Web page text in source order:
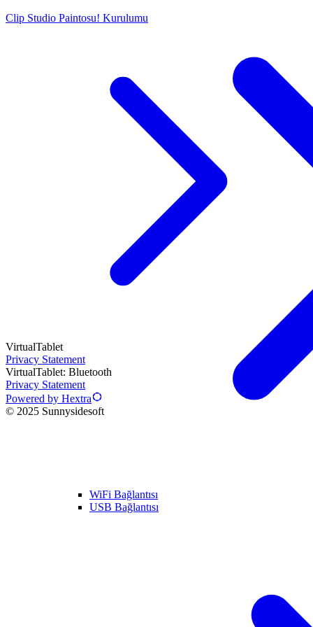
WiFi Bağlantısı
USB Bağlantısı
Clip Studio Paintosu! Kurulumu
VirtualTablet
Privacy Statement
VirtualTablet: Bluetooth
Privacy Statement
Powered by Hextra
© 2025 Sunnysidesoft